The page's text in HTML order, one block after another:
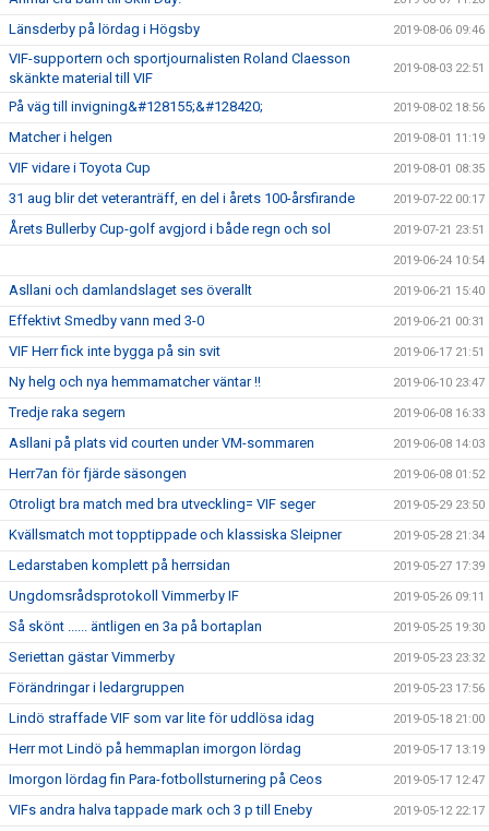
Länsderby på lördag i Högsby 2019-08-06 09:46
VIF-supportern och sportjournalisten Roland Claesson
skänkte material till VIF
2019-08-03 22:51
På väg till invigning&#128155;&#128420; 2019-08-02 18:56
Matcher i helgen 2019-08-01 11:19
VIF vidare i Toyota Cup 2019-08-01 08:35
31 aug blir det veteranträff, en del i årets 100-årsfirande 2019-07-22 00:17
Årets Bullerby Cup-golf avgjord i både regn och sol 2019-07-21 23:51
2019-06-24 10:54
Asllani och damlandslaget ses överallt 2019-06-21 15:40
Effektivt Smedby vann med 3-0 2019-06-21 00:31
VIF Herr fick inte bygga på sin svit 2019-06-17 21:51
Ny helg och nya hemmamatcher väntar !! 2019-06-10 23:47
Tredje raka segern 2019-06-08 16:33
Asllani på plats vid courten under VM-sommaren 2019-06-08 14:03
Herr7an för fjärde säsongen 2019-06-08 01:52
Otroligt bra match med bra utveckling= VIF seger 2019-05-29 23:50
Kvällsmatch mot topptippade och klassiska Sleipner 2019-05-28 21:34
Ledarstaben komplett på herrsidan 2019-05-27 17:39
Ungdomsrådsprotokoll Vimmerby IF 2019-05-26 09:11
Så skönt ...... äntligen en 3a på bortaplan 2019-05-25 19:30
Seriettan gästar Vimmerby 2019-05-23 23:32
Förändringar i ledargruppen 2019-05-23 17:56
Lindö straffade VIF som var lite för uddlösa idag 2019-05-18 21:00
Herr mot Lindö på hemmaplan imorgon lördag 2019-05-17 13:19
Imorgon lördag fin Para-fotbollsturnering på Ceos 2019-05-17 12:47
VIFs andra halva tappade mark och 3 p till Eneby 2019-05-12 22:17